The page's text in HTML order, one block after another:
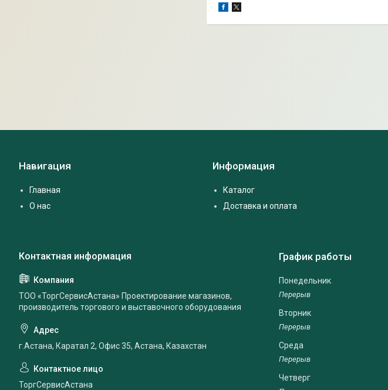
Навигация
Главная
О нас
Информация
Каталог
Доставка и оплата
ТОО «ТоргСервисАстана» Проектирование магазинов,
производитель торгового и выставочного оборудования
г.Астана, Каратал 2, Офис 35, Астана, Казахстан
ТоргСервисАстана
График работы
Понедельник
Вторник
Среда
Четверг